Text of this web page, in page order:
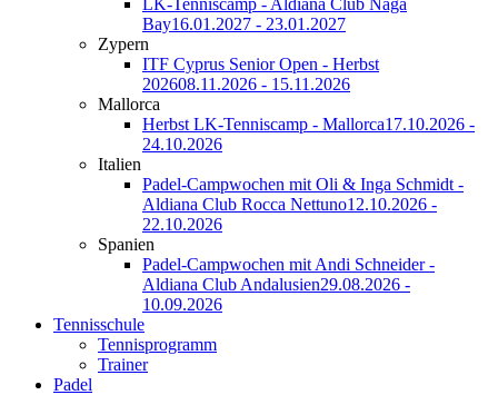
LK-Tenniscamp - Aldiana Club Naga
Bay16.01.2027 - 23.01.2027
Zypern
ITF Cyprus Senior Open - Herbst
202608.11.2026 - 15.11.2026
Mallorca
Herbst LK-Tenniscamp - Mallorca17.10.2026 -
24.10.2026
Italien
Padel-Campwochen mit Oli & Inga Schmidt -
Aldiana Club Rocca Nettuno12.10.2026 -
22.10.2026
Spanien
Padel-Campwochen mit Andi Schneider -
Aldiana Club Andalusien29.08.2026 -
10.09.2026
Tennisschule
Tennisprogramm
Trainer
Padel